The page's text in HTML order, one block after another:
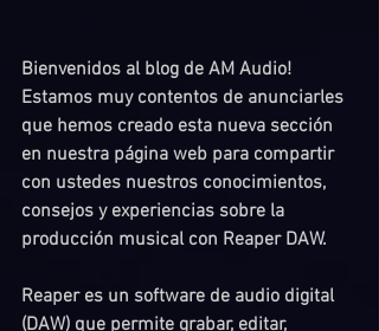
Bienvenidos al blog de AM Audio!
Estamos muy contentos de anunciarles
que hemos creado esta nueva sección
en nuestra página web para compartir
con ustedes nuestros conocimientos,
consejos y experiencias sobre la
producción musical con Reaper DAW.
Reaper es un software de audio digital
(DAW) que permite grabar, editar,